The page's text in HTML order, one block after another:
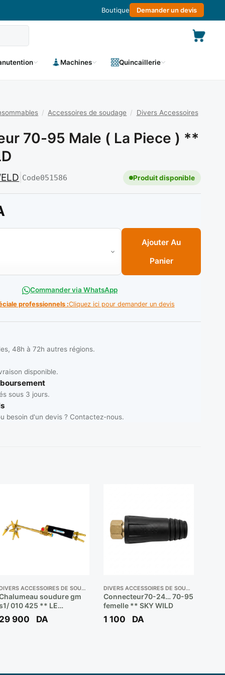
Boutique Demander un devis
Machines Quincaillerie
/ Accessoires de soudage / Divers Accessoires
70-95 Male ( La Piece ) **
Code051586 Produit disponible
70-95 male ( la piece ) ** SKY WELD
Ajouter Au
Panier
Commander via WhatsApp
professionnels :Cliquez ici pour demander un devis
48h à 72h autres régions.
disponible.
sous 3 jours.
besoin d'un devis ? Contactez-nous.
DIVERS ACCESSOIRES DE SOUDEUR
soudure gm
010 425 ** LE
900 DA
DIVERS ACCESSOIRES DE SOUDEUR
Connecteur70-24… 70-95
femelle ** SKY WILD
1 100 DA